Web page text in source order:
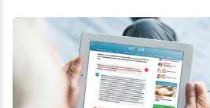
zdravljenja. Naj vam omenim, da nikoli
imela nikakršnih težav z mehurjem,
Ginekolog , ki me dal tudi vse možne
prenosljive bolezni vse je b.p, tudi
Prosim vas za nasvet, namreč vem, da
poslan kot...